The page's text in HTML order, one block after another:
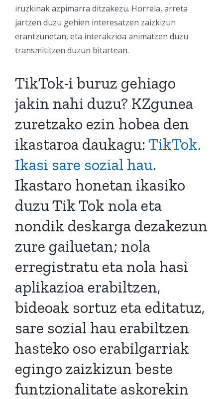
iruzkinak azpimarra ditzakezu. Horrela, arreta
jartzen duzu gehien interesatzen zaizkizun
erantzunetan, eta interakzioa animatzen duzu
transmititzen duzun bitartean.
TikTok-i buruz gehiago
jakin nahi duzu? KZgunea
zuretzako ezin hobea den
ikastaroa daukagu: TikTok.
Ikasi sare sozial hau.
Ikastaro honetan ikasiko
duzu Tik Tok nola eta
nondik deskarga dezakezun
zure gailuetan; nola
erregistratu eta nola hasi
aplikazioa erabiltzen,
bideoak sortuz eta editatuz,
sare sozial hau erabiltzen
hasteko oso erabilgarriak
egingo zaizkizun beste
funtzionalitate askorekin